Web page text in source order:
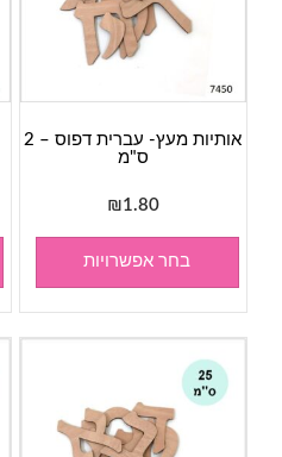
אותיות מעץ- עברית דפוס – 2
ס"מ
₪1.80
בחר אפשרויות